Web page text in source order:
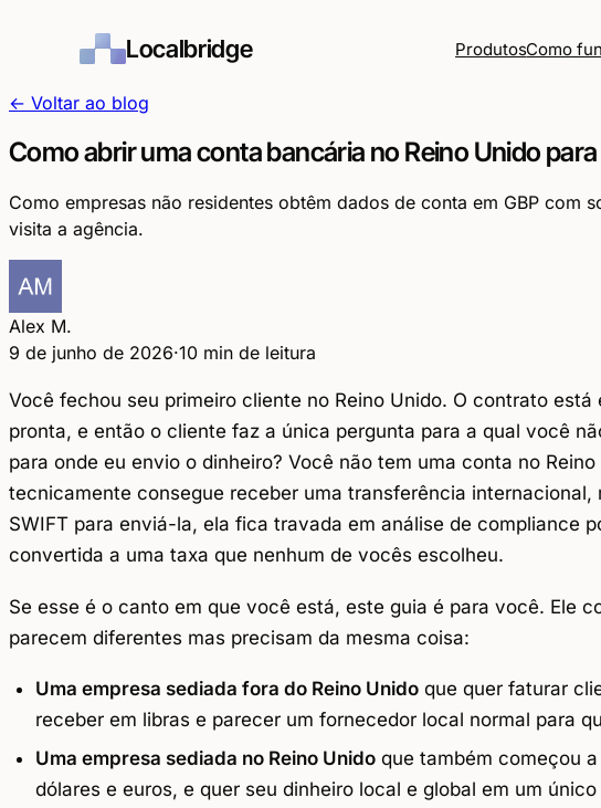
Localbridge ProdutosComo
← Voltar ao blog
Como abrir uma conta bancária no Reino Unido
Como empresas não residentes obtêm dados de conta em GBP com
visita a agência.
Alex M.
9 de junho de 2026·10 min de leitura
Você fechou seu primeiro cliente no Reino Unido. O contrato está
pronta, e então o cliente faz a única pergunta para a qual você
para onde eu envio o dinheiro? Você não tem uma conta no
tecnicamente consegue receber uma transferência internacional,
SWIFT para enviá-la, ela fica travada em análise de compliance
convertida a uma taxa que nenhum de vocês escolheu.
Se esse é o canto em que você está, este guia é para você. Ele
parecem diferentes mas precisam da mesma coisa:
Uma empresa sediada fora do Reino Unidoque quer faturar
receber em libras e parecer um fornecedor local normal para
Uma empresa sediada no Reino Unidoque também começou
dólares e euros, e quer seu dinheiro local e global em um